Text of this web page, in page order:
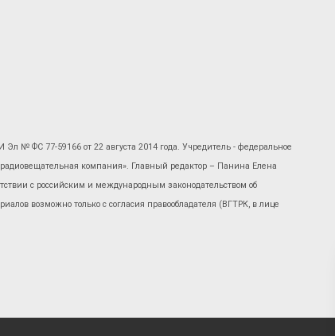
№ ФС 77-59166 от 22 августа 2014 года. Учредитель - федеральное
радиовещательная компания». Главный редактор – Панина Елена
с российским и международным законодательством об
возможно только с согласия правообладателя (ВГТРК, в лице